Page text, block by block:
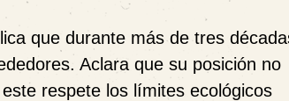
que durante más de tres
Aclara que su posición no
respete los límites ecológicos